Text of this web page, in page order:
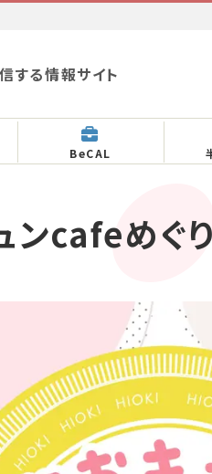
する情報サイト
BeCAL
ンcafeめぐ